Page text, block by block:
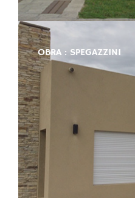
OBRA : SPEGAZZINI